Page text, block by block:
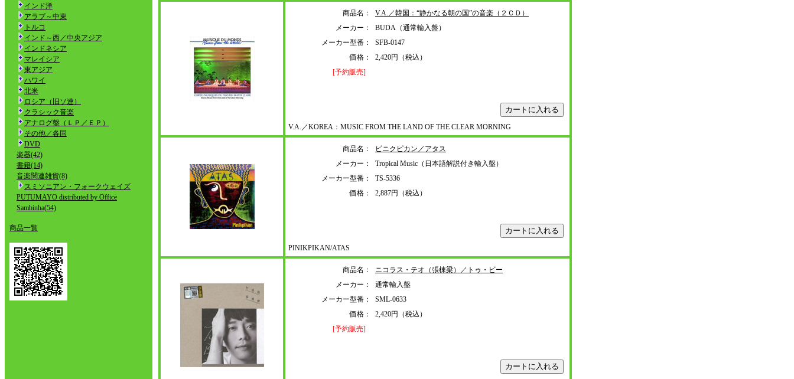
インド洋
アラブ～中東
トルコ
インド～西／中央アジア
インドネシア
マレイシア
東アジア
ハワイ
北米
ロシア（旧ソ連）
クラシック音楽
アナログ盤（ＬＰ／ＥＰ）
その他／各国
DVD
楽器(42)
書籍(14)
音楽関連雑貨(8)
スミソニアン・フォークウェイズ
PUTUMAYO distributed by Office
Sambinha(54)
商品一覧
商品名：
V.A.／韓国：“静かなる朝の国”の音楽（２ＣＤ）
メーカー：
BUDA（通常輸入盤）
メーカー型番：
SFB-0147
価格：
2,420円（税込）
[予約販売]
V.A.／KOREA：MUSIC FROM THE LAND OF THE CLEAR MORNING
商品名：
ピニクピカン／アタス
メーカー：
Tropical Music（日本語解説付き輸入盤）
メーカー型番：
TS-5336
価格：
2,887円（税込）
PINIKPIKAN/ATAS
商品名：
ニコラス・テオ（張棟梁）／トゥ・ビー
メーカー：
通常輸入盤
メーカー型番：
SML-0633
価格：
2,420円（税込）
[予約販売]